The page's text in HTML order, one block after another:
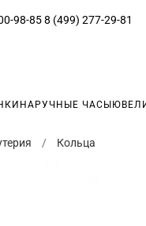
98-85 8 (499) 277-29-81
НАРУЧНЫЕ ЧАСЫ
Кольца